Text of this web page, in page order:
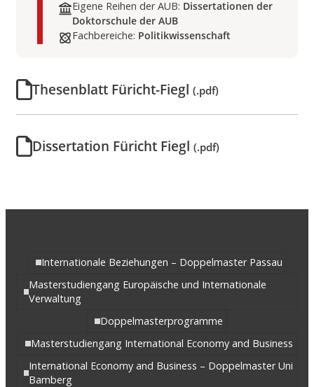
Eigene Reihen der AUB: Dissertationen der
Doktorschule der AUB
Fachbereiche: Politikwissenschaft
Thesenblatt Füricht-Fiegl (.pdf)
Dissertation Füricht Fiegl (.pdf)
Internationale Beziehungen – Doppelmaster Passau
Masterstudiengang Europäische und Internationale
Verwaltung
Doppelmasterprogramme
Masterstudiengang International Economy and Business
International Economy and Business – Doppelmaster Uni
Bamberg